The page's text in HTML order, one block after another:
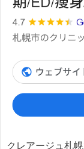
クレアージュ札